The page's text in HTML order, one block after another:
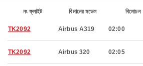
নং ফ্লাইট বিমানের মডেল বিমোচন
TK2092 Airbus A319 02:00
TK2092 Airbus 320 02:05